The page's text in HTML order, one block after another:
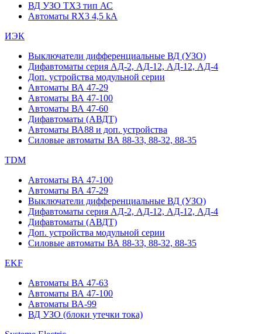
ВД УЗО TX3 тип АС
Автоматы RX3 4,5 kA
ИЭК
Выключатели дифференциальные ВД (УЗО)
Дифавтоматы серия АД-2, АД-12, АД-12, АД-4
Доп. устройства модульной серии
Автоматы ВА 47-29
Автоматы ВА 47-100
Автоматы ВА 47-60
Дифавтоматы (АВДТ)
Автоматы ВА88 и доп. устройства
Силовые автоматы ВА 88-33, 88-32, 88-35
TDM
Автоматы ВА 47-100
Автоматы ВА 47-29
Выключатели дифференциальные ВД (УЗО)
Дифавтоматы серия АД-2, АД-12, АД-12, АД-4
Дифавтоматы (АВДТ)
Доп. устройства модульной серии
Силовые автоматы ВА 88-33, 88-32, 88-35
EKF
Автоматы ВА 47-63
Автоматы ВА 47-100
Автоматы ВА-99
ВД УЗО (блоки утечки тока)